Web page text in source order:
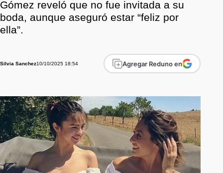
Gómez reveló que no fue invitada a su
boda, aunque aseguró estar “feliz por
ella”.
Silvia Sanchez10/10/2025 18:54 Agregar Reduno en